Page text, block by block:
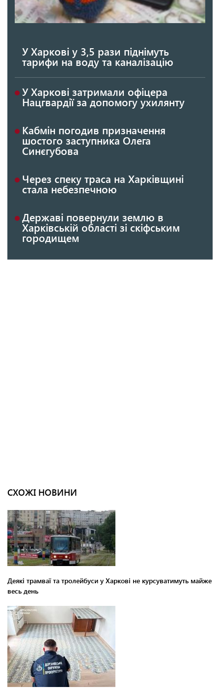
У Харкові у 3,5 рази піднімуть
тарифи на воду та каналізацію
У Харкові затримали офіцера
Нацгвардії за допомогу ухилянту
Кабмін погодив призначення
шостого заступника Олега
Синєгубова
Через спеку траса на Харківщині
стала небезпечною
Державі повернули землю в
Харківській області зі скіфським
городищем
СХОЖІ НОВИНИ
Деякі трамваї та тролейбуси у Харкові не курсуватимуть майже
весь день